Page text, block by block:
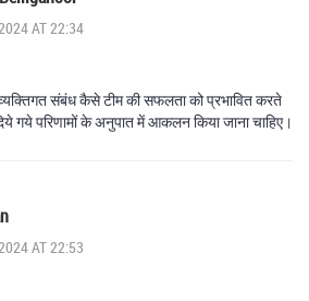
AT 22:34
व्यक्तिगत संबंध कैसे टीम की सफलता को प्रभावित करते
गये परिणामों के अनुपात में आकलन किया जाना चाहिए।
AT 22:53